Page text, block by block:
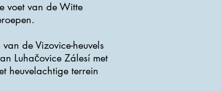
voet van de Witte
de Vizovice-heuvels
Luhačovice Zálesí met
heuvelachtige terrein